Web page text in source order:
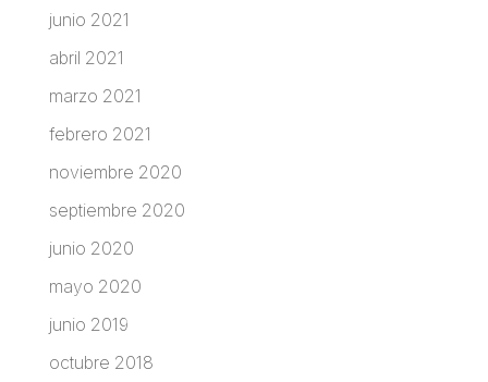
junio 2021
abril 2021
marzo 2021
febrero 2021
noviembre 2020
septiembre 2020
junio 2020
mayo 2020
junio 2019
octubre 2018